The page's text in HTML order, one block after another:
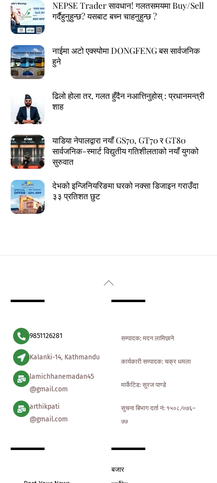
NEPSE Trader सावधान! गलतसमयमा Buy/Sell
गर्दैहुनुहुन्छ? यसबाट बच्न चाहनुहुन्छ ?
नाईमा अटो एक्स्पोमा DONGFENG बस सार्वजनिक
हुने
ढिलो होला तर, गलत हुँदैन नआत्तिनुहोस् : प्रधानमन्त्री
शाह
याडिया नेपालद्वारा नयाँ GS70, GT70 र GT80
सार्वजनिक-स्मार्ट विद्युतीय गतिशीलताको नयाँ युगको
सुरुवात
देभको इन्जिनियरिङमा घरको नक्सा डिजाइन गराउँदा
३३ प्रतिशत छुट
Back
9851126281
Kalanki-14, Kathmandu
lamichhanemadan45
@gmail.com
arthikpati
@gmail.com
सम्पादक: मदन लामिछाने
कार्यकारी सम्पादक: चक्र धमला
मार्केटिड: सुरज पाण्डे
सुचना बिभाग दर्ता नं: १५०८ ∕०७६–
७७
बजार